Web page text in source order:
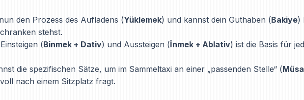
den Prozess des Aufladens (Yüklemek) und kannst dein Guthaben (Bakiye)
stehst.
(Binmek + Dativ) und Aussteigen (İnmek + Ablativ) ist die Basis für
die spezifischen Sätze, um im Sammeltaxi an einer „passenden Stelle“ (
nach einem Sitzplatz fragt.